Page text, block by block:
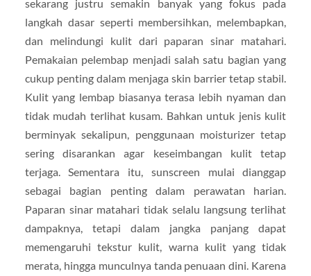
sekarang justru semakin banyak yang fokus pada
langkah dasar seperti membersihkan, melembapkan,
dan melindungi kulit dari paparan sinar matahari.
Pemakaian pelembap menjadi salah satu bagian yang
cukup penting dalam menjaga skin barrier tetap stabil.
Kulit yang lembap biasanya terasa lebih nyaman dan
tidak mudah terlihat kusam. Bahkan untuk jenis kulit
berminyak sekalipun, penggunaan moisturizer tetap
sering disarankan agar keseimbangan kulit tetap
terjaga. Sementara itu, sunscreen mulai dianggap
sebagai bagian penting dalam perawatan harian.
Paparan sinar matahari tidak selalu langsung terlihat
dampaknya, tetapi dalam jangka panjang dapat
memengaruhi tekstur kulit, warna kulit yang tidak
merata, hingga munculnya tanda penuaan dini. Karena